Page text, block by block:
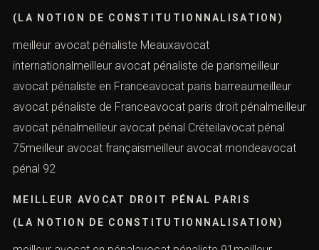
Nanterreavocat du droit pénalmeilleur avocat
pénalisteavocat en droit pénal
(LA NOTION DE CONSTITUTIONNALISATION)
meilleur avocat pénaliste Meauxavocat
internationalmeilleur avocat pénaliste de parismeilleur
avocat pénaliste en Franceavocat paris barreaumeilleur
avocat pénaliste de Franceavocat paris droit
Créteilavocat pénal 75meilleur avocat françaismeilleur
Combien font